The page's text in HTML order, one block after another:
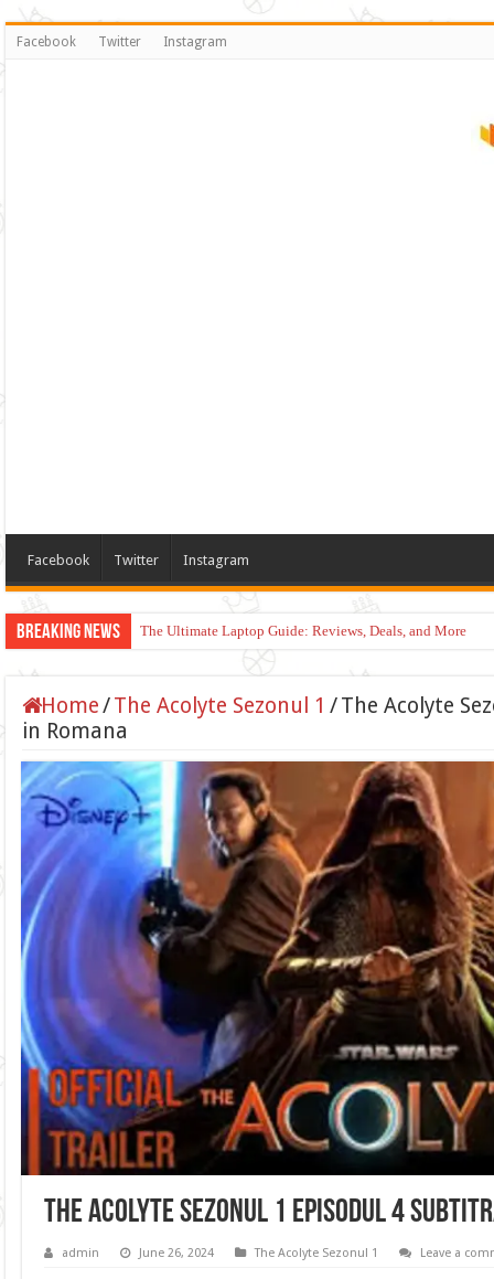
Facebook Twitter Instagram
Facebook Twitter Instagram
Breaking News The Ultimate Laptop Guide: Reviews, Deals, and More
Home/The Acolyte Sezonul 1 /The Acolyte
in Romana
The Acolyte Sezonul 1 Episodul 4
admin June 26, 2024 The Acolyte Sezonul 1 Leave a